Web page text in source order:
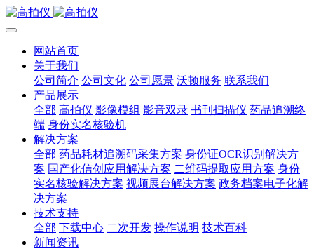
网站首页
关于我们
公司简介 公司文化 公司愿景 沃顿服务 联系我们
产品展示
全部 高拍仪 影像模组 影音双录 书刊扫描仪 药品追溯终
端 身份实名核验机
解决方案
全部 药品耗材追溯码采集方案 身份证OCR识别解决方
案 国产化信创应用解决方案 二维码提取应用方案 身份
实名核验解决方案 视频展台解决方案 政务档案电子化解
决方案
技术支持
全部 下载中心 二次开发 操作说明 技术百科
新闻资讯